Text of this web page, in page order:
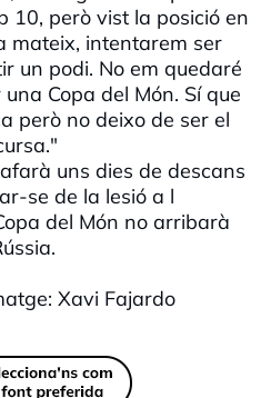
10, però vist la posició en
intentarem ser
un podi. No em quedaré
Copa del Món. Sí que
però no deixo de ser el
uns dies de descans
se de la lesió a l
del Món no arribarà
Xavi Fajardo